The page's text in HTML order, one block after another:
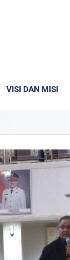
VISI DAN MISI